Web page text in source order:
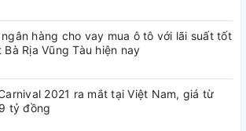
khít.
hàng cho vay mua ô tô với lãi suất tốt
Bà Rịa Vũng Tàu hiện nay
2021 ra mắt tại Việt Nam, giá từ
tỷ đồng